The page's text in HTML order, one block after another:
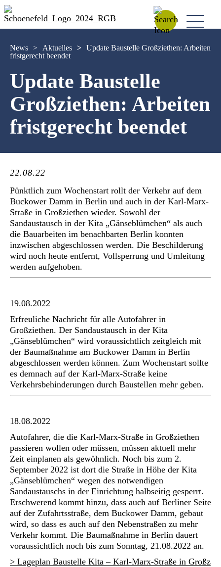
News > Aktuelles > Update Baustelle Großziethen: Arbeiten
fristgerecht beendet
Update Baustelle
Großziethen: Arbeiten
fristgerecht beendet
22.08.22
Pünktlich zum Wochenstart rollt der Verkehr auf dem
Buckower Damm in Berlin und auch in der Karl-Marx-
Straße in Großziethen wieder. Sowohl der
Sandaustausch in der Kita „Gänseblümchen“ als auch
die Bauarbeiten im benachbarten Berlin konnten
inzwischen abgeschlossen werden. Die Beschilderung
wird noch heute entfernt, Vollsperrung und Umleitung
werden aufgehoben.
19.08.2022
Erfreuliche Nachricht für alle Autofahrer in
Großziethen. Der Sandaustausch in der Kita
„Gänseblümchen“ wird voraussichtlich zeitgleich mit
der Baumaßnahme am Buckower Damm in Berlin
abgeschlossen werden können. Zum Wochenstart sollte
es demnach auf der Karl-Marx-Straße keine
Verkehrsbehinderungen durch Baustellen mehr geben.
18.08.2022
Autofahrer, die die Karl-Marx-Straße in Großziethen
passieren wollen oder müssen, müssen aktuell mehr
Zeit einplanen als gewöhnlich. Noch bis zum 2.
September 2022 ist dort die Straße in Höhe der Kita
„Gänseblümchen“ wegen des notwendigen
Sandaustauschs in der Einrichtung halbseitig gesperrt.
Erschwerend kommt hinzu, dass auch auf Berliner Seite
auf der Zufahrtsstraße, dem Buckower Damm, gebaut
wird, so dass es auch auf den Nebenstraßen zu mehr
Verkehr kommt. Die Baumaßnahme in Berlin dauert
voraussichtlich noch bis zum Sonntag, 21.08.2022 an.
> Lageplan Baustelle Kita – Karl-Marx-Straße in Großz